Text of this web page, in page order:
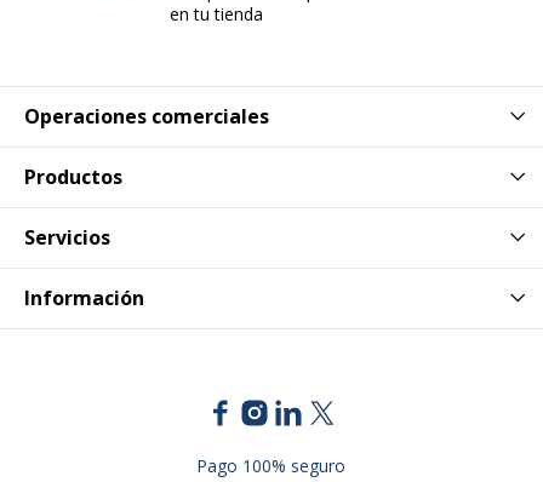
Operaciones comerciales
Productos
Servicios
Información
en tu tienda
Pago 100% seguro